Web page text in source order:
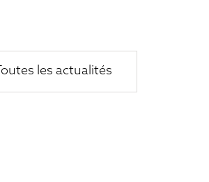
Toutes les actualités